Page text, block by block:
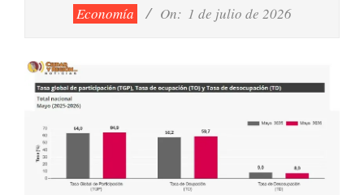
Economía On: 1 de julio de 2026